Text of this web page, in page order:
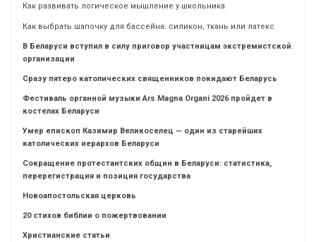
Как развивать логическое мышление у школьника
Как выбрать шапочку для бассейна: силикон, ткань или латекс
В Беларуси вступил в силу приговор участницам экстремистской
организации
Сразу пятеро католических священников покидают Беларусь
Фестиваль органной музыки Ars Magna Organi 2026 пройдет в
костелах Беларуси
Умер епископ Казимир Великоселец — один из старейших
католических иерархов Беларуси
Сокращение протестантских общин в Беларуси: статистика,
перерегистрация и позиция государства
Новоапостольская церковь
20 стихов библии о пожертвовании
Христианские статьи